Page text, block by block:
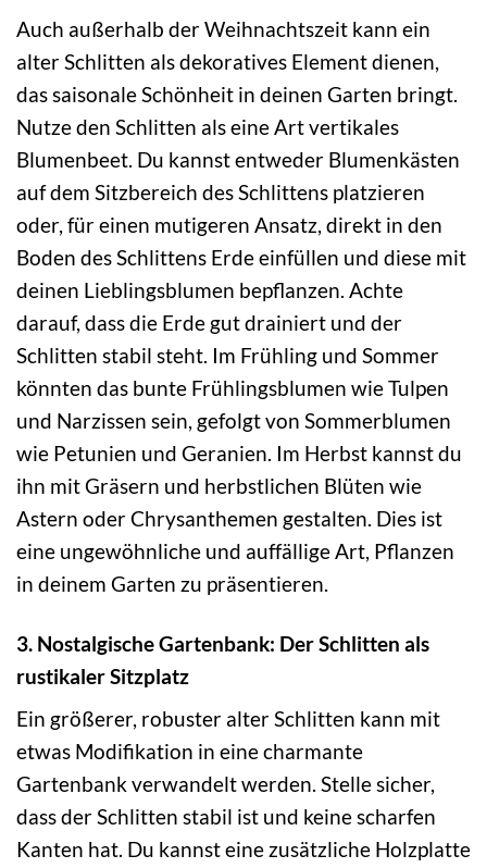
Auch außerhalb der Weihnachtszeit kann ein
alter Schlitten als dekoratives Element dienen,
das saisonale Schönheit in deinen Garten bringt.
Nutze den Schlitten als eine Art vertikales
Blumenbeet. Du kannst entweder Blumenkästen
auf dem Sitzbereich des Schlittens platzieren
oder, für einen mutigeren Ansatz, direkt in den
Boden des Schlittens Erde einfüllen und diese mit
deinen Lieblingsblumen bepflanzen. Achte
darauf, dass die Erde gut drainiert und der
Schlitten stabil steht. Im Frühling und Sommer
könnten das bunte Frühlingsblumen wie Tulpen
und Narzissen sein, gefolgt von Sommerblumen
wie Petunien und Geranien. Im Herbst kannst du
ihn mit Gräsern und herbstlichen Blüten wie
Astern oder Chrysanthemen gestalten. Dies ist
eine ungewöhnliche und auffällige Art, Pflanzen
in deinem Garten zu präsentieren.
3. Nostalgische Gartenbank: Der Schlitten als
rustikaler Sitzplatz
Ein größerer, robuster alter Schlitten kann mit
etwas Modifikation in eine charmante
Gartenbank verwandelt werden. Stelle sicher,
dass der Schlitten stabil ist und keine scharfen
Kanten hat. Du kannst eine zusätzliche Holzplatte